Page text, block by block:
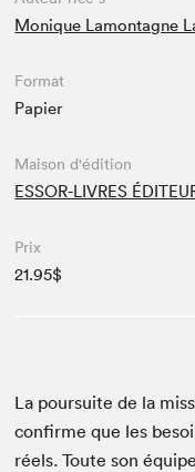
Monique Lamontagne
Format
Papier
Maison d'édition
ESSOR-LIVRES
Prix
21.95$
La pour­suite de la
con­firme que les
réels. Toute son